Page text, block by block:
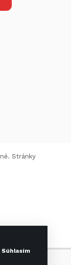
Súhlasím
Stránky